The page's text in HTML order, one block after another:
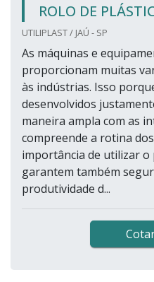
ROLO DE
UTILIPLAST / JAÚ - SP
As máquinas e
proporcionam muitas
às indústrias. Isso
desenvolvidos
maneira ampla com as
compreende a rotina
importância de utilizar o
garantem também
produtividade d...